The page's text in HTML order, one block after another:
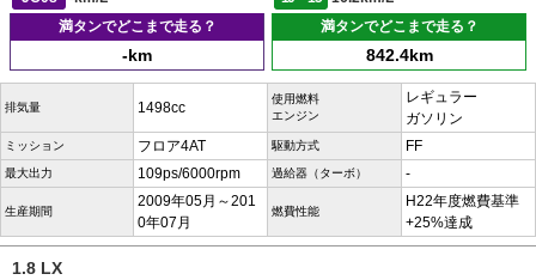
満タンでどこまで走る？
-km
満タンでどこまで走る？
842.4km
排気量 1498cc
使用燃料
エンジン
レギュラー
ガソリン
ミッション フロア4AT 駆動方式 FF
最大出力 109ps/6000rpm 過給器（ターボ） -
生産期間
2009年05月～201
0年07月
燃費性能
H22年度燃費基準
+25%達成
1.8 LX